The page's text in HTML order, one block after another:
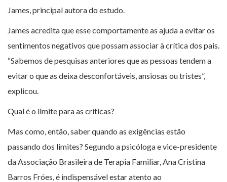
James, principal autora do estudo.
James acredita que esse comportamente as ajuda a evitar os
sentimentos negativos que possam associar à crítica dos pais.
“Sabemos de pesquisas anteriores que as pessoas tendem a
evitar o que as deixa desconfortáveis, ansiosas ou tristes”,
explicou.
Qual é o limite para as críticas?
Mas como, então, saber quando as exigências estão
passando dos limites? Segundo a psicóloga e vice-presidente
da Associação Brasileira de Terapia Familiar, Ana Cristina
Barros Fróes, é indispensável estar atento ao